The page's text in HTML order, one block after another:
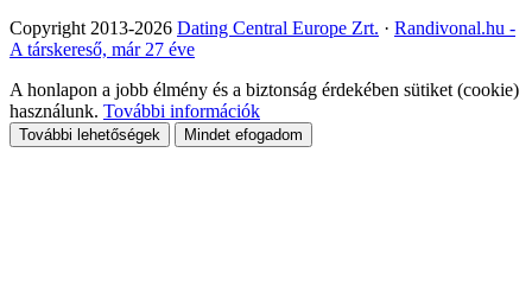
Copyright 2013-2026 Dating Central Europe Zrt. · Randivonal.hu -
A társkereső, már 27 éve
A honlapon a jobb élmény és a biztonság érdekében sütiket (cookie)
használunk. További információk
További lehetőségek Mindet efogadom